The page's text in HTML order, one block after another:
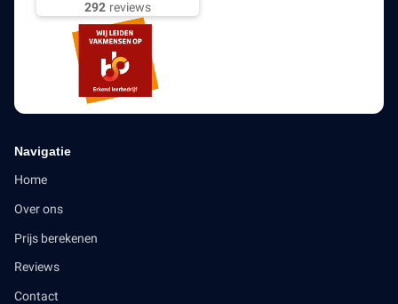
292 reviews
Navigatie
Home
Over ons
Prijs berekenen
Reviews
Contact